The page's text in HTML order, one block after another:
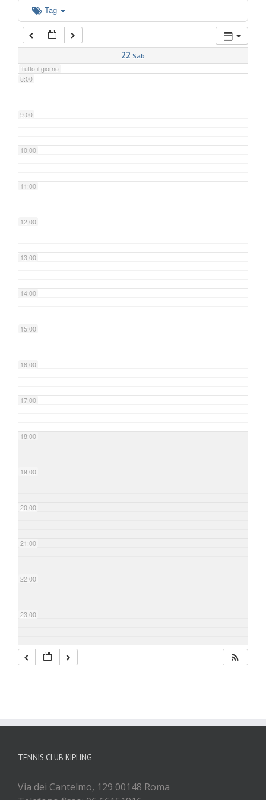
Tag
22 Sab
Tutto il giorno
6:00
7:00
8:00
9:00
10:00
11:00
12:00
13:00
14:00
15:00
16:00
17:00
18:00
19:00
20:00
21:00
22:00
23:00
TENNIS CLUB KIPLING
Via dei Cantelmo, 129 00148 Roma